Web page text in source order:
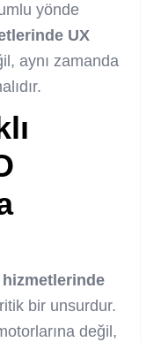
yönde
UX
aynı zamanda
hizmetlerinde
bir unsurdur.
değil,